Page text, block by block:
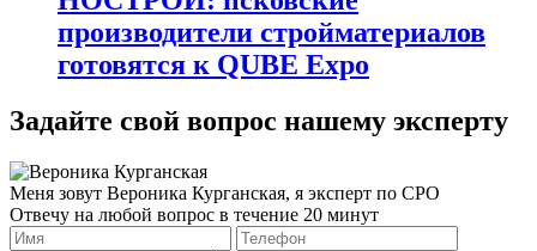
производители стройматериалов
готовятся к QUBE Expo
Задайте свой вопрос нашему эксперту
Меня зовут Вероника Курганская, я эксперт по СРО
Отвечу на любой вопрос в течение 20 минут